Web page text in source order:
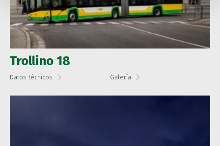
Trollino 18
Datos técnicos Galería